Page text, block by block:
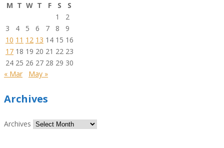
M T W T F S
S
1
2
3
4 5 6 7 8
9
10 11 12 13 14 15 16
17 18 19 20 21 22 23
24 25 26 27 28 29 30
« Mar
May »
Archives
Archives